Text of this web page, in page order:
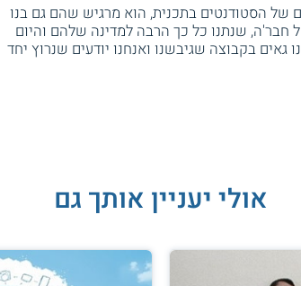
של הסטודנטים בתכנית, הוא מרגיש שהם גם בנו
חבר'ה, שנתנו כל כך הרבה למדינה שלהם והיום
בקבוצה שגיבשנו ואנחנו יודעים שנרוץ יחד
אולי יעניין אותך גם